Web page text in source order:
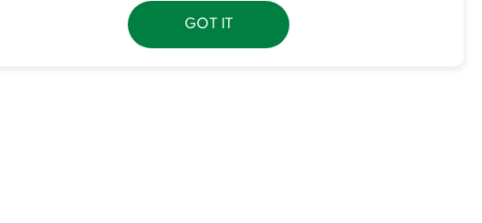
GOT IT